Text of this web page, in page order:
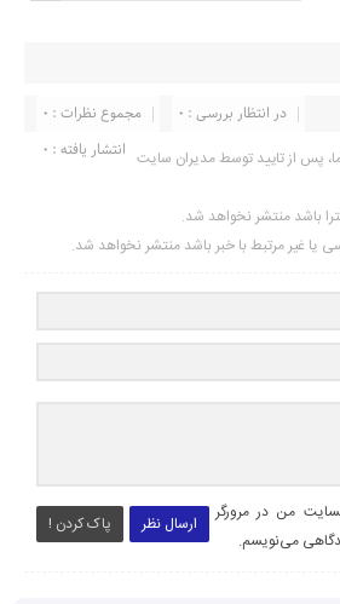
مجموع نظرات : 0
در انتظار بررسی : 0
انتشار یافته : ۰ پس از تایید توسط مدیران سایت
باشد منتشر نخواهد شد.
یا غیر مرتبط با خبر باشد منتشر نخواهد شد.
ارسال نظر پاک کردن !
من در مرورگر
می‌نویسم.